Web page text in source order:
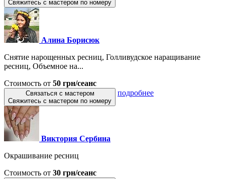
Свяжитесь с мастером по номеру
Алина Борисюк
Снятие нарощенных ресниц, Голливудское наращивание
ресниц, Объемное на...
Стоимость от 50 грн/сеанс
Связаться с мастером
Свяжитесь с мастером по номеру
подробнее
Виктория Сербина
Окрашивание ресниц
Стоимость от 30 грн/сеанс